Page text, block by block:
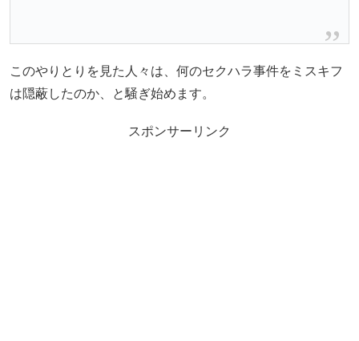
このやりとりを見た人々は、何のセクハラ事件をミスキフ
は隠蔽したのか、と騒ぎ始めます。
スポンサーリンク